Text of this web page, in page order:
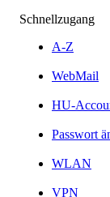
Schnellzugang
A-Z
WebMail
HU-
Passwort
WLAN
VPN